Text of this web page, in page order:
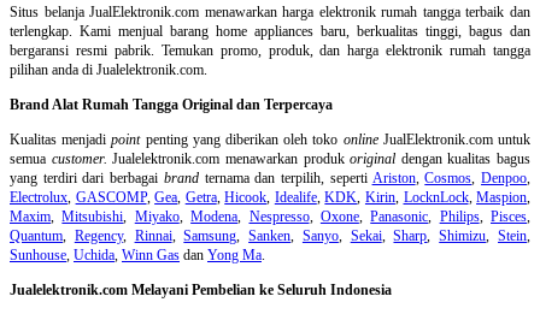
Situs belanjaJualElektronik.com menawarkan harga elektronik rumah tangga terbaik dan
terlengkap. Kami menjual barang home appliances baru, berkualitas tinggi, bagus dan
bergaransi resmi pabrik. Temukan promo, produk, dan harga elektronik rumah tangga
pilihan anda di Jualelektronik.com.
Brand Alat Rumah Tangga Original dan Terpercaya
Kualitas menjadipointpenting yang diberikan oleh toko onlineJualElektronik.com untuk
semua customer. Jualelektronik.com menawarkan produkoriginal dengan kualitas bagus
yang terdiri dari berbagai brandternama dan terpilih, seperti Ariston,Cosmos ,Denpoo
Electrolux GASCOMP,Gea Getra,Hicook Idealife,KDK Kirin, LocknLock,Maspion
Maxim ,Mitsubishi Miyako,Modena Nespresso, Oxone,Panasonic Philips, Pisces
Quantum
Regency, Rinnai,Samsung ,Sanken Sanyo, Sekai,Sharp ,Shimizu ,Stein
Sunhouse Uchida Winn Gas dan Yong Ma
Jualelektronik.com Melayani Pembelian ke Seluruh Indonesia